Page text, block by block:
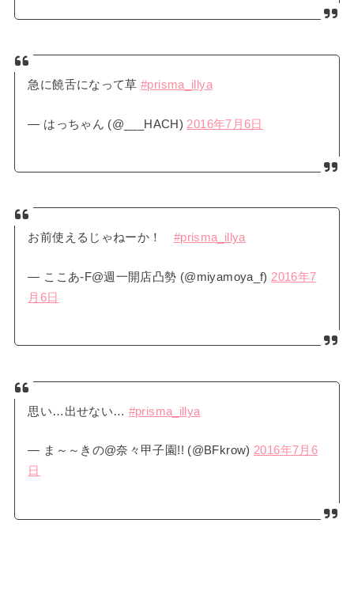
急に饒舌になって草#prisma_illya
— はっちゃん (@___HACH) 2016年7月6日
お前使えるじゃねーか！ #prisma_illya
— ここあ-F@週一開店凸勢 (@miyamoya_f) 2016年7
月6日
思い…出せない… #prisma_illya
— ま～～きの@奈々甲子園!! (@BFkrow)2016年7月6
日